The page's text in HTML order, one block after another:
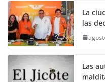
La
las
Las